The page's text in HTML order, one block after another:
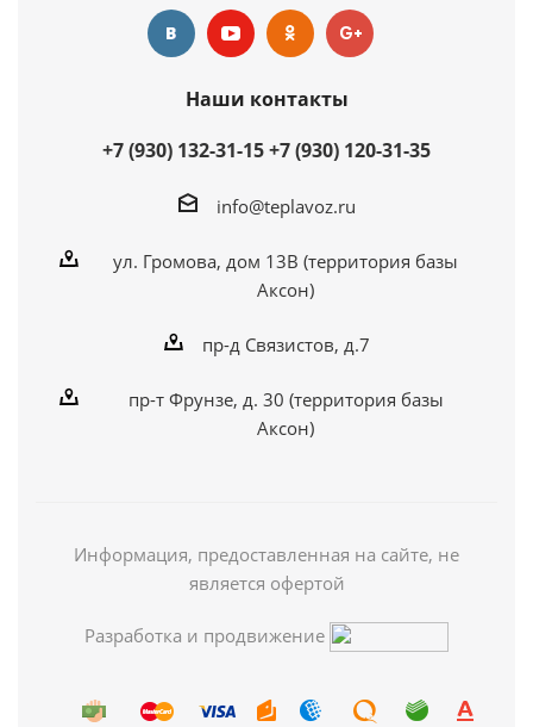
Наши контакты
+7 (930) 132-31-15+7 (930) 120-31-35
info@teplavoz.ru
ул. Громова, дом 13В (территория базы
Аксон)
пр-д Связистов, д.7
пр-т Фрунзе, д. 30 (территория базы
Аксон)
Информация, предоставленная на сайте, не
является офертой
Разработка и продвижение